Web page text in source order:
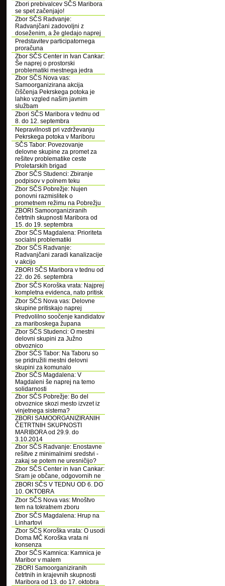
Zbori prebivalcev SČS Maribora
se spet začenjajo!
Zbor SČS Radvanje:
Radvanjčani zadovoljni z
doseženim, a že gledajo naprej
Predstavitev participatornega
proračuna
Zbor SČS Center in Ivan Cankar:
Še naprej o prostorski
problematiki mestnega jedra
Zbor SČS Nova vas:
Samoorganizirana akcija
čiščenja Pekrskega potoka je
lahko vzgled našim javnim
službam
Zbori SČS Maribora v tednu od
8. do 12. septembra
Nepravilnosti pri vzdrževanju
Pekrskega potoka v Mariboru
SČS Tabor: Povezovanje
delovne skupine za promet za
rešitev problematike ceste
Proletarskih brigad
Zbor SČS Studenci: Zbiranje
podpisov v polnem teku
Zbor SČS Pobrežje: Nujen
ponovni razmislitek o
prometnem režimu na Pobrežju
ZBORI Samoorganiziranih
četrtnih skupnosti Maribora od
15. do 19. septembra
Zbor SČS Magdalena: Prioriteta
socialni problematiki
Zbor SČS Radvanje:
Radvanjčani zaradi kanalizacije
v akcijo
ZBORI SČS Maribora v tednu od
22. do 26. septembra
Zbor SČS Koroška vrata: Najprej
kompletna evidenca, nato pritisk
Zbor SČS Nova vas: Delovne
skupine pritiskajo naprej
Predvolilno soočenje kandidatov
za mariboskega župana
Zbor SČS Studenci: O mestni
delovni skupini za Južno
obvoznico
Zbor SČS Tabor: Na Taboru so
se pridružili mestni delovni
skupini za komunalo
Zbor SČS Magdalena: V
Magdaleni še naprej na temo
solidarnosti
Zbor SČS Pobrežje: Bo del
obvoznice skozi mesto izvzet iz
vinjetnega sistema?
ZBORI SAMOORGANIZIRANIH
ČETRTNIH SKUPNOSTI
MARIBORA od 29.9. do
3.10.2014
Zbor SČS Radvanje: Enostavne
rešitve z minimalnimi sredstvi -
zakaj se potem ne uresničijo?
Zbor SČS Center in Ivan Cankar:
Sram je občane, odgovornih ne
ZBORI SČS V TEDNU OD 6. DO
10. OKTOBRA
Zbor SČS Nova vas: Mnoštvo
tem na tokratnem zboru
Zbor SČS Magdalena: Hrup na
Linhartovi
Zbor SČS Koroška vrata: O usodi
Doma MČ Koroška vrata ni
konsenza
Zbor SČS Kamnica: Kamnica je
Maribor v malem
ZBORI Samoorganiziranih
četrtnih in krajevnih skupnosti
Maribora od 13. do 17. oktobra